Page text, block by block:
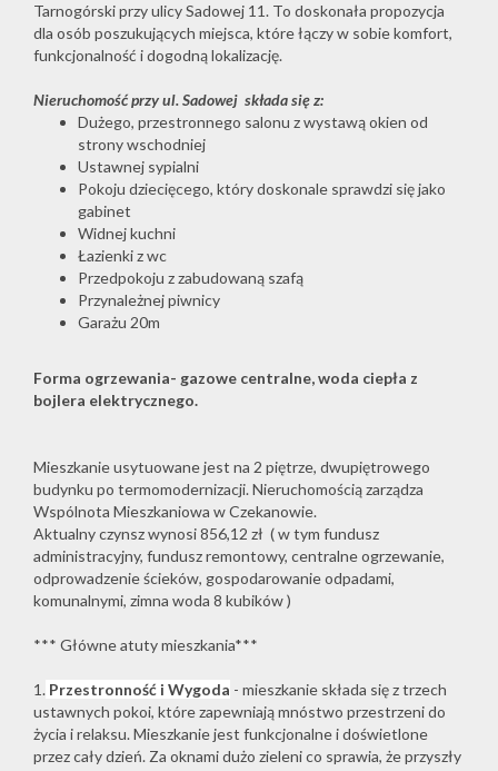
Tarnogórski przy ulicy Sadowej 11. To doskonała propozycja
dla osób poszukujących miejsca, które łączy w sobie komfort,
funkcjonalność i dogodną lokalizację.
Nieruchomość przy ul. Sadowej składa się z:
Dużego, przestronnego salonu z wystawą okien od
strony wschodniej
Ustawnej sypialni
Pokoju dziecięcego, który doskonale sprawdzi się jako
gabinet
Widnej kuchni
Łazienki z wc
Przedpokoju z zabudowaną szafą
Przynależnej piwnicy
Garażu 20m
Forma ogrzewania- gazowe centralne, woda ciepła z
bojlera elektrycznego.
Mieszkanie usytuowane jest na 2 piętrze, dwupiętrowego
budynku po termomodernizacji. Nieruchomością zarządza
Wspólnota Mieszkaniowa w Czekanowie.
Aktualny czynsz wynosi 856,12 zł ( w tym fundusz
administracyjny, fundusz remontowy, centralne ogrzewanie,
odprowadzenie ścieków, gospodarowanie odpadami,
komunalnymi, zimna woda 8 kubików )
*** Główne atuty mieszkania***
1. Przestronność i Wygoda - mieszkanie składa się z trzech
ustawnych pokoi, które zapewniają mnóstwo przestrzeni do
życia i relaksu. Mieszkanie jest funkcjonalne i doświetlone
przez cały dzień. Za oknami dużo zieleni co sprawia, że przyszły